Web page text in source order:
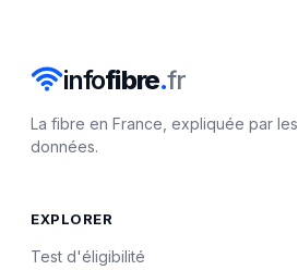
infofibre.fr
La fibre en France, expliquée par les
données.
EXPLORER
Test d'éligibilité